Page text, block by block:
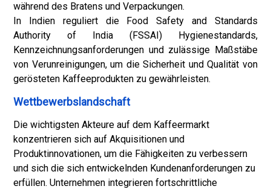
während des Bratens und Verpackungen.
In Indien reguliert die Food Safety and Standards
Authority of India (FSSAI) Hygienestandards,
Kennzeichnungsanforderungen und zulässige Maßstäbe
von Verunreinigungen, um die Sicherheit und Qualität von
gerösteten Kaffeeprodukten zu gewährleisten.
Wettbewerbslandschaft
Die wichtigsten Akteure auf dem Kaffeermarkt
konzentrieren sich auf Akquisitionen und
Produktinnovationen, um die Fähigkeiten zu verbessern
und sich die sich entwickelnden Kundenanforderungen zu
erfüllen. Unternehmen integrieren fortschrittliche